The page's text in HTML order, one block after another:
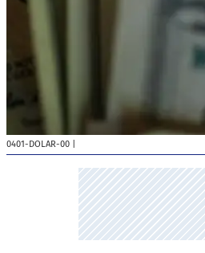
0401-DOLAR-00